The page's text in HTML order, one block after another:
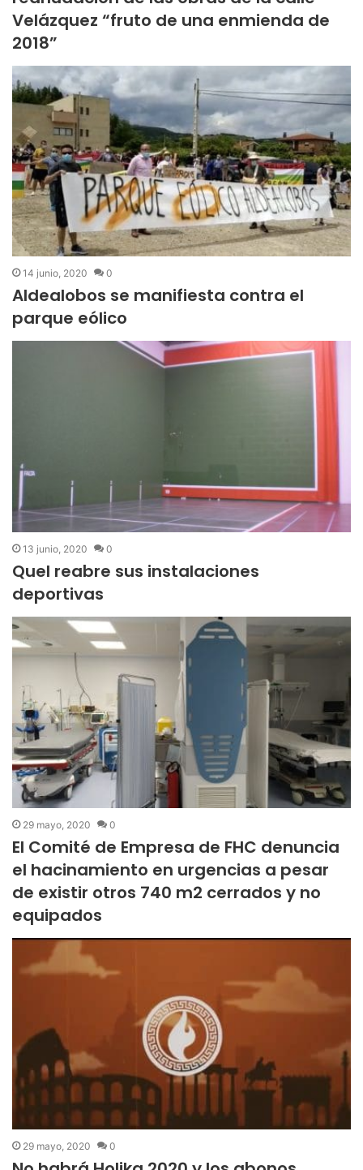
Velázquez “fruto de una enmienda de
2018”
14 junio, 2020 0
Aldealobos se manifiesta contra el
parque eólico
13 junio, 2020 0
Quel reabre sus instalaciones
deportivas
29 mayo, 2020 0
El Comité de Empresa de FHC denuncia
el hacinamiento en urgencias a pesar
de existir otros 740 m2 cerrados y no
equipados
29 mayo, 2020 0